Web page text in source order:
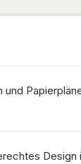
und
Design